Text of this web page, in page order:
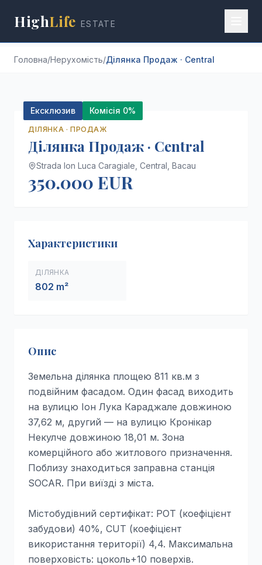
HighLife ESTATE
Головна/Нерухомість/Ділянка Продаж · Central
Ексклюзив
Комісія 0%
ДІЛЯНКА ·ПРОДАЖ
Ділянка Продаж · Central
Strada Ion Luca Caragiale, Central, Bacau
350.000 EUR
Характеристики
ДІЛЯНКА
802 m²
Опис
Земельна ділянка площею 811 кв.м з
подвійним фасадом. Один фасад виходить
на вулицю Іон Лука Караджале довжиною
37,62 м, другий — на вулицю Кронікар
Некулче довжиною 18,01 м. Зона
комерційного або житлового призначення.
Поблизу знаходиться заправна станція
SOCAR. При виїзді з міста.
Містобудівний сертифікат: POT (коефіцієнт
забудови) 40%, CUT (коефіцієнт
використання території) 4,4. Максимальна
поверховість: цоколь+10 поверхів.